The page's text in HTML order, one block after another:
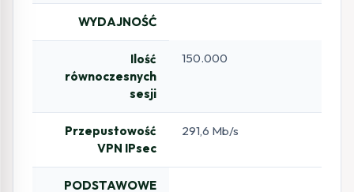
WYDAJNOŚĆ
Ilość
równoczesnych
sesji
150.000
Przepustowość
VPN IPsec
291,6 Mb/s
PODSTAWOWE